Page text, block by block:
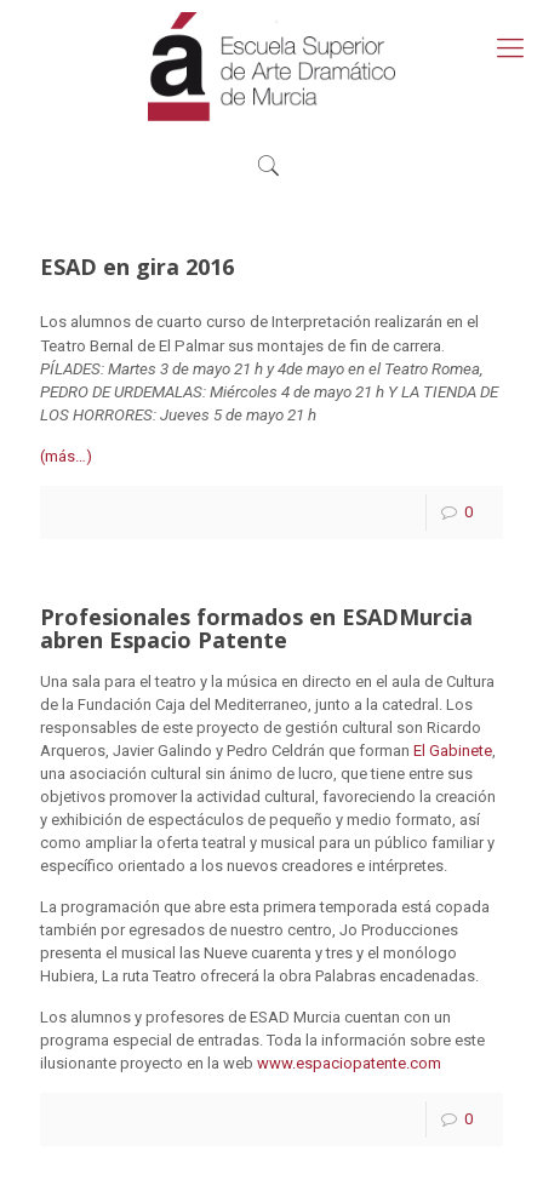
ESAD en gira 2016
Los alumnos de cuarto curso de Interpretación realizarán en el
Teatro Bernal de El Palmar sus montajes de fin de carrera.
PÍLADES: Martes 3 de mayo 21 h y 4de mayo en el Teatro Romea,
PEDRO DE URDEMALAS: Miércoles 4 de mayo 21 h YLA TIENDA DE
LOS HORRORES: Jueves 5 de mayo 21 h
(más…)
0
Profesionales formados en ESADMurcia
abren Espacio Patente
Una sala para el teatro y la música en directo en el aula de Cultura
de la Fundación Caja del Mediterraneo, junto a la catedral. Los
responsables de este proyecto de gestión cultural son Ricardo
Arqueros, Javier Galindo y Pedro Celdrán que forman El Gabinete,
una asociación cultural sin ánimo de lucro, que tiene entre sus
objetivos promover la actividad cultural, favoreciendo la creación
y exhibición de espectáculos de pequeño y medio formato, así
como ampliar la oferta teatral y musical para un público familiar y
específico orientado a los nuevos creadores e intérpretes.
La programación que abre esta primera temporada está copada
también por egresados de nuestro centro, Jo Producciones
presenta el musical las Nueve cuarenta y tres y el monólogo
Hubiera, La ruta Teatro ofrecerá la obra Palabras encadenadas.
Los alumnos y profesores de ESAD Murcia cuentan con un
programa especial de entradas. Toda la información sobre este
ilusionante proyecto en la web www.espaciopatente.com
0